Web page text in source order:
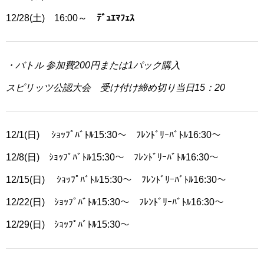
12/28(土) 16:00～ ﾃﾞｭｴﾏﾌｪｽ
・バトル 参加費200円または1パック購入
スピリッツ公認大会 受け付け締め切り当日15：20
12/1(日) ｼｮｯﾌﾟﾊﾞﾄﾙ15:30～ ﾌﾚﾝﾄﾞﾘｰﾊﾞﾄﾙ16:30～
12/8(日) ｼｮｯﾌﾟﾊﾞﾄﾙ15:30～ ﾌﾚﾝﾄﾞﾘｰﾊﾞﾄﾙ16:30～
12/15(日) ｼｮｯﾌﾟﾊﾞﾄﾙ15:30～ ﾌﾚﾝﾄﾞﾘｰﾊﾞﾄﾙ16:30～
12/22(日) ｼｮｯﾌﾟﾊﾞﾄﾙ15:30～ ﾌﾚﾝﾄﾞﾘｰﾊﾞﾄﾙ16:30～
12/29(日) ｼｮｯﾌﾟﾊﾞﾄﾙ15:30～